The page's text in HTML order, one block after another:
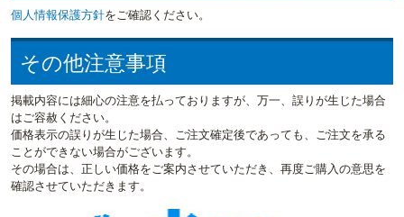
個人情報保護方針をご確認ください。
その他注意事項
掲載内容には細心の注意を払っておりますが、万一、誤りが生じた場合
はご容赦ください。
価格表示の誤りが生じた場合、ご注文確定後であっても、ご注文を承る
ことができない場合がございます。
その場合は、正しい価格をご案内させていただき、再度ご購入の意思を
確認させていただきます。